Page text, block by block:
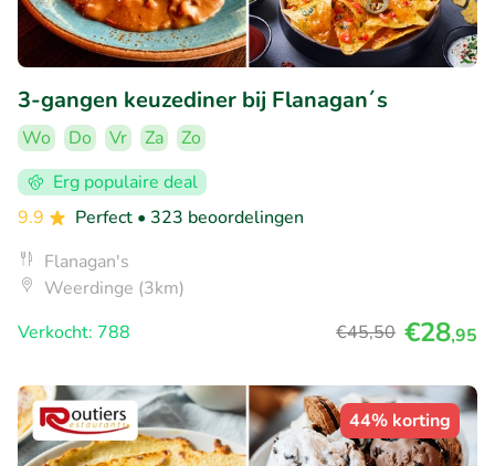
3-gangen keuzediner bij Flanagan´s
Wo Do Vr Za
Zo
Erg populaire deal
9.9
Perfect • 323 beoordelingen
Flanagan's
Weerdinge (3km)
Verkocht: 788
€45,50 €28,95
44% korting